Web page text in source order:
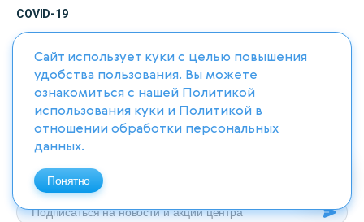
COVID-19
Записаться на прием
ЮНИОН КЛИНИК© 2026
Карта сайта
Сайт использует куки с целью повышения
удобства пользования. Вы можете
ознакомиться с нашей Политикой
использования куки и Политикой в
отношении обработки персональных
данных.
Понятно